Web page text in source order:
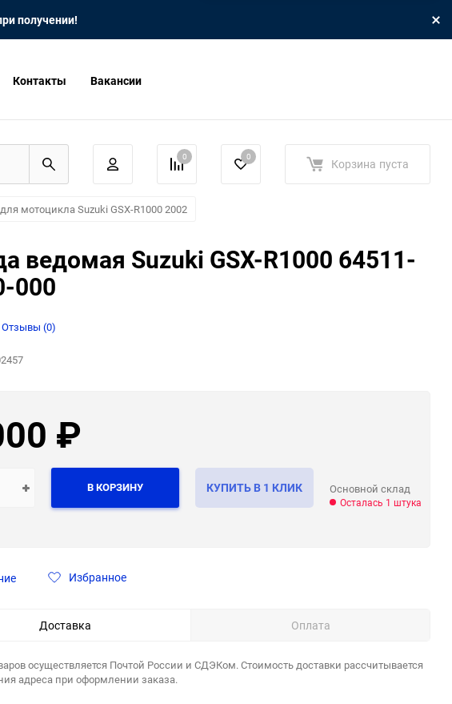
получении!
Контакты Вакансии
0 0 Корзина пуста
мотоцикла Suzuki GSX-R1000 2002
ведомая Suzuki GSX-R1000 64511-
000
Отзывы (0)
₽
В КОРЗИНУ КУПИТЬ В 1 КЛИК Основной склад
Осталась 1 штука
Избранное
Доставка Оплата
осуществляется Почтой России и СДЭКом. Стоимость доставки рассчитывается
адреса при оформлении заказа.